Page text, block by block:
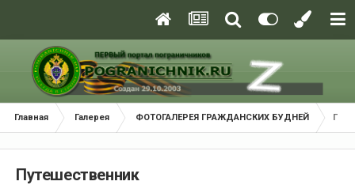
Главная Галерея ФОТОГАЛЕРЕЯ ГРАЖДАНСКИХ БУДНЕЙ
Путешественник